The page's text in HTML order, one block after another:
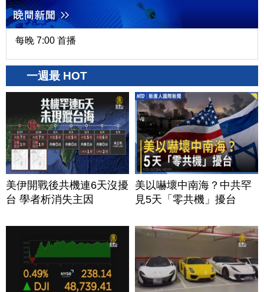
每晚 7:00 首播
一週最 HOT
美伊開戰後共機連6天沒擾
台 學者析消失主因
美以嚇壞中南海？中共罕
見5天「零共機」擾台